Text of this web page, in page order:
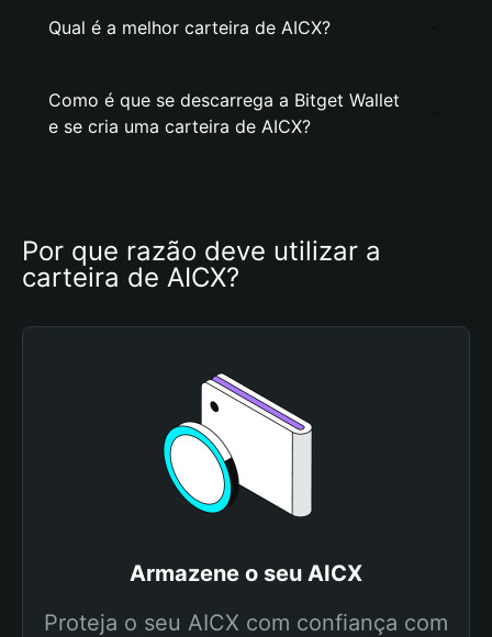
Qual é a melhor carteira de AICX?
Como é que se descarrega a Bitget Wallet
e se cria uma carteira de AICX?
Por que razão deve utilizar a
carteira de AICX?
Armazene o seu AICX
Proteja o seu AICX com confiança com